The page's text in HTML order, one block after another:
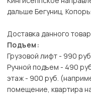
дальше Бегуниц,
Доставка данного
Подъем:
Грузовой лифт - 990
Ручной подъем - 490
этаж - 900 руб.
помещение, квартира